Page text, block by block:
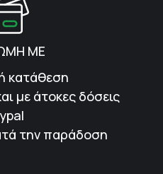
ΜΕ
κατάθεση
με άτοκες δόσεις
την παράδοση